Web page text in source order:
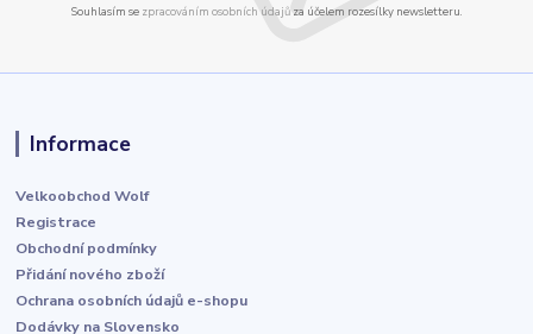
Souhlasím se zpracováním osobních údajůza účelem rozesílky newsletteru.
Informace
Velkoobchod Wolf
Registrace
Obchodní podmínky
Přidání nového zboží
Ochrana osobních údajů e-shopu
Dodávky na Slovensko